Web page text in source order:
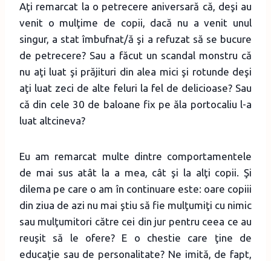
Aţi remarcat la o petrecere aniversară că, deşi au
venit o mulţime de copii, dacă nu a venit unul
singur, a stat îmbufnat/ă şi a refuzat să se bucure
de petrecere? Sau a făcut un scandal monstru că
nu aţi luat şi prăjituri din alea mici şi rotunde deşi
aţi luat zeci de alte feluri la fel de delicioase? Sau
că din cele 30 de baloane fix pe ăla portocaliu l-a
luat altcineva?
Eu am remarcat multe dintre comportamentele
de mai sus atât la a mea, cât şi la alţi copii. Şi
dilema pe care o am în continuare este: oare copiii
din ziua de azi nu mai ştiu să fie mulţumiţi cu nimic
sau mulţumitori către cei din jur pentru ceea ce au
reuşit să le ofere? E o chestie care ţine de
educaţie sau de personalitate? Ne imită, de fapt,